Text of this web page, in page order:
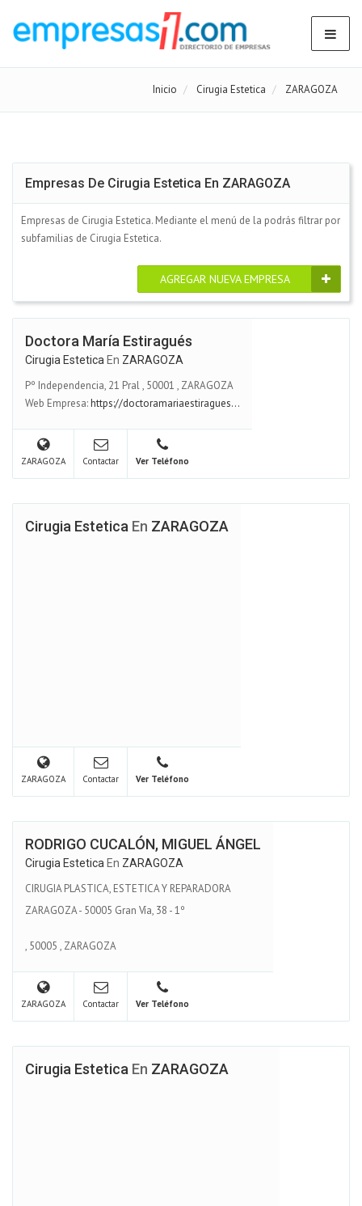
Inicio Cirugia Estetica ZARAGOZA
Empresas De Cirugia Estetica En ZARAGOZA
Empresas de Cirugia Estetica. Mediante el menú de la podrás filtrar por
subfamilias de Cirugia Estetica.
AGREGAR NUEVA EMPRESA
Doctora María Estiragués
Cirugia Estetica En ZARAGOZA
Pº Independencia, 21 Pral, 50001 , ZARAGOZA
Web Empresa:https://doctoramariaestiragues...
ZARAGOZA Contactar Ver Teléfono
Cirugia Estetica En ZARAGOZA
ZARAGOZA Contactar Ver Teléfono
RODRIGO CUCALÓN, MIGUEL ÁNGEL
Cirugia Estetica En ZARAGOZA
CIRUGIA PLASTICA, ESTETICA Y REPARADORA
ZARAGOZA - 50005 Gran Vía, 38 - 1º
, 50005 , ZARAGOZA
ZARAGOZA Contactar Ver Teléfono
Cirugia Estetica En ZARAGOZA